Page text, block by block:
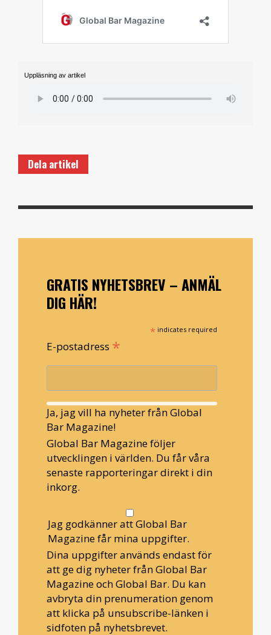
Uppläsning av artikel
Dela artikel
GRATIS NYHETSBREV – ANMÄL
DIG HÄR!
* indicates required
E-postadress *
Ja, jag vill ha nyheter från Global
Bar Magazine!
Global Bar Magazine följer
utvecklingen i världen. Du får våra
senaste rapporteringar direkt i din
inkorg.
Jag godkänner att Global Bar
Magazine får mina uppgifter.
Dina uppgifter används endast för
att ge dig nyheter från Global Bar
Magazine och Global Bar. Du kan
avbryta din prenumeration genom
att klicka på unsubscribe-länken i
sidfoten på nyhetsbrevet.